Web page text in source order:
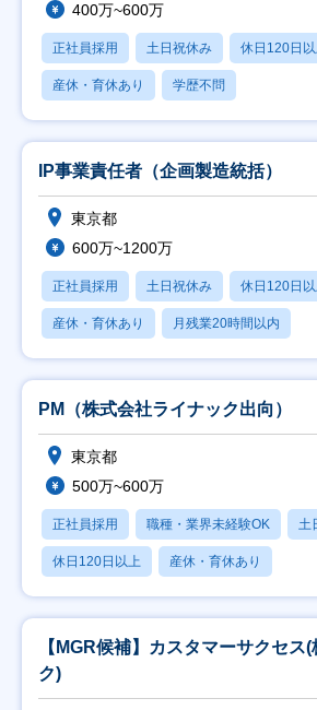
400万~600万
正社員採用 土日祝休み 休日120日
産休・育休あり 学歴不問
IP事業責任者（企画製造統括）
東京都
600万~1200万
正社員採用 土日祝休み 休日120日
産休・育休あり 月残業20時間以内
PM（株式会社ライナック出向）
東京都
500万~600万
正社員採用 職種・業界未経験OK 土
休日120日以上 産休・育休あり
【MGR候補】カスタマーサクセス
ク)